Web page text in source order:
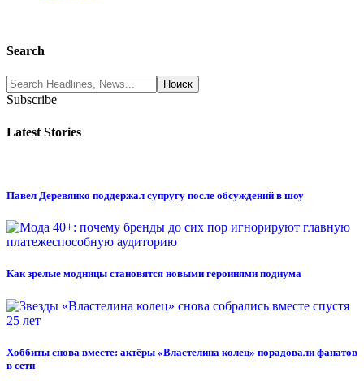
Search
Subscribe
Latest Stories
Павел Деревянко поддержал супругу после обсуждений в шоу
Как зрелые модницы становятся новыми героинями подиума
Хоббиты снова вместе: актёры «Властелина колец» порадовали фанатов
в сети